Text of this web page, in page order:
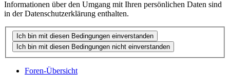
Informationen über den Umgang mit Ihren persönlichen Daten sind
in der Datenschutzerklärung enthalten.
Foren-Übersicht